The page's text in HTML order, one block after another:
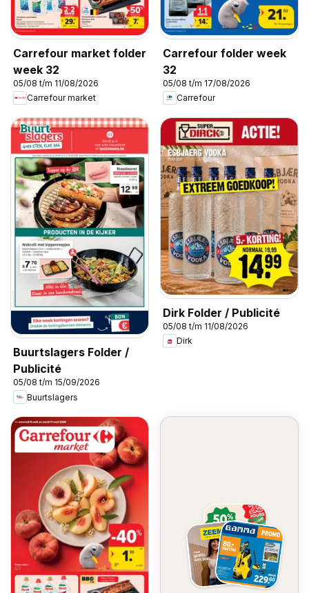
Carrefour market folder
week 32
05/08 t/m 11/08/2026
Carrefour market
Carrefour folder week
32
05/08 t/m 17/08/2026
Carrefour
Buurtslagers Folder /
Publicité
05/08 t/m 15/09/2026
Buurtslagers
Dirk Folder / Publicité
05/08 t/m 11/08/2026
Dirk